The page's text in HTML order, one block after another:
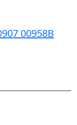
00958B